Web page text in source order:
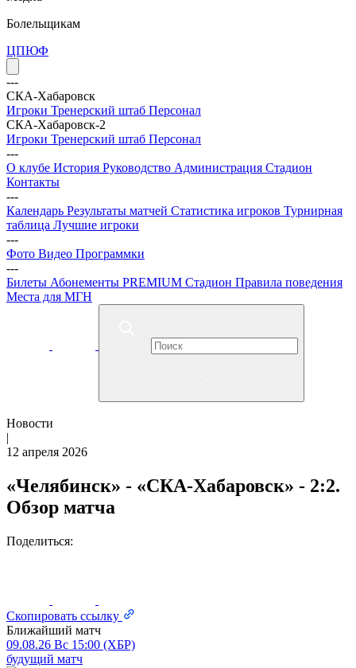
Болельщикам
ЦПЮФ
---
СКА-Хабаровск
Игроки Тренерский штаб Персонал
СКА-Хабаровск-2
Игроки Тренерский штаб Персонал
---
О клубе История Руководство Администрация Стадион
Контакты
---
Календарь Результаты матчей Статистика игроков Турнирная
таблица Лучшие игроки
---
Фото Видео Программки
---
Билеты Абонементы PREMIUM Стадион Правила поведения
Места для МГН
Новости
|
12 апреля 2026
«Челябинск» - «СКА-Хабаровск» - 2:2.
Обзор матча
Поделиться:
Скопировать ссылку
Ближайший матч
09.08.26 Вс 15:00 (ХБР)
будущий матч